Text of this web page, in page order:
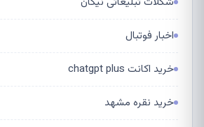
اخبار فوتبال
خرید اکانت chatgpt plus
خرید نقره مشهد